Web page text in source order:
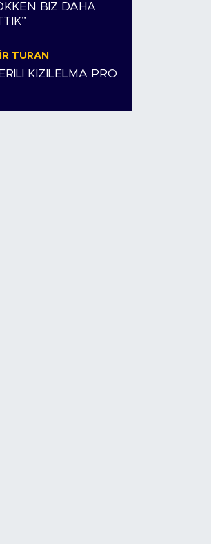
BİZ DAHA
TURAN
KIZILELMA PRO